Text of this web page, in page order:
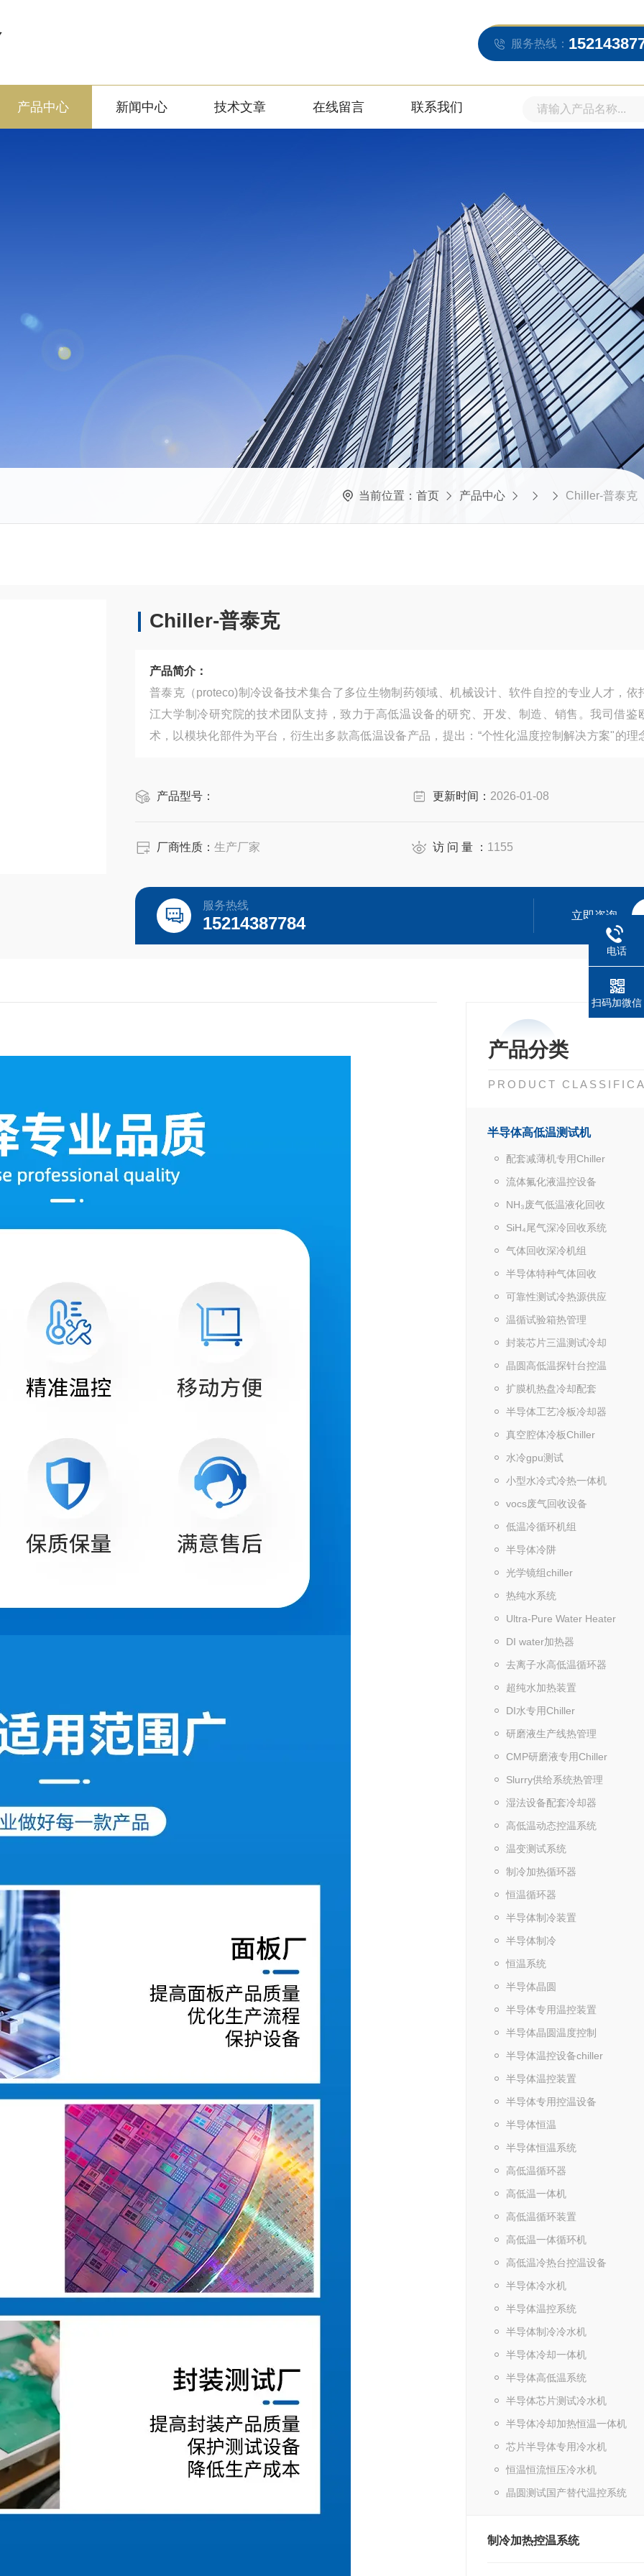
服务热线：
产品中心 新闻中心 技术文章 在线留言 联系我们
当前位置： 首页 产品中心 Chiller-普泰克
Chiller-普泰克
产品简介：
普泰克（proteco)制冷设备技术集合了多位生物制药领域、机械设计、软件自控的专业人才，依
江大学制冷研究院的技术团队支持，致力于高低温设备的研究、开发、制造、销售。我司借鉴
术，以模块化部件为平台，衍生出多款高低温设备产品，提出：“个性化温度控制解决方案"的理
产品型号：
更新时间： 2026-01-08
厂商性质： 生产厂家 访 问 量 ： 1155
服务热线
15214387784 立即咨询
产品分类
PRODUCT
半导体高低温测试机
配套减薄机专用Chiller
流体氟化液温控设备
NH₃废气低温液化回收
SiH₄尾气深冷回收系统
气体回收深冷机组
半导体特种气体回收
可靠性测试冷热源供应
温循试验箱热管理
封装芯片三温测试冷却
晶圆高低温探针台控温
扩膜机热盘冷却配套
半导体工艺冷板冷却器
真空腔体冷板Chiller
水冷gpu测试
小型水冷式冷热一体机
vocs废气回收设备
低温冷循环机组
半导体冷阱
光学镜组chiller
热纯水系统
Ultra-Pure Water Heater
DI water加热器
去离子水高低温循环器
超纯水加热装置
DI水专用Chiller
研磨液生产线热管理
CMP研磨液专用Chiller
Slurry供给系统热管理
湿法设备配套冷却器
高低温动态控温系统
温变测试系统
制冷加热循环器
恒温循环器
半导体制冷装置
半导体制冷
恒温系统
半导体晶圆
半导体专用温控装置
半导体晶圆温度控制
半导体温控设备chiller
半导体温控装置
半导体专用控温设备
半导体恒温
半导体恒温系统
高低温循环器
高低温一体机
高低温循环装置
高低温一体循环机
高低温冷热台控温设备
半导体冷水机
半导体温控系统
半导体制冷冷水机
半导体冷却一体机
半导体高低温系统
半导体芯片测试冷水机
半导体冷却加热恒温一体机
芯片半导体专用冷水机
恒温恒流恒压冷水机
晶圆测试国产替代温控系统
制冷加热控温系统
电话
扫码加微信